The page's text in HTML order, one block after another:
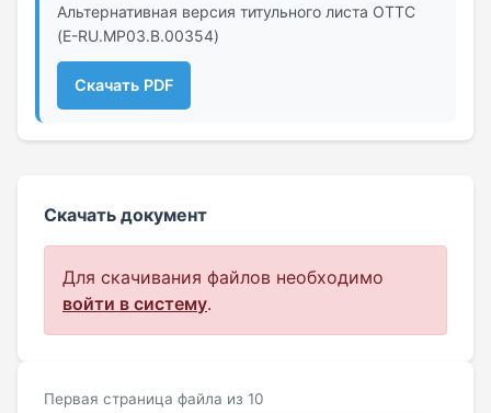
Альтернативная версия титульного листа ОТТС
(E-RU.МР03.B.00354)
Скачать PDF
Скачать документ
Для скачивания файлов необходимо
войти в систему.
Первая страница файла из 10